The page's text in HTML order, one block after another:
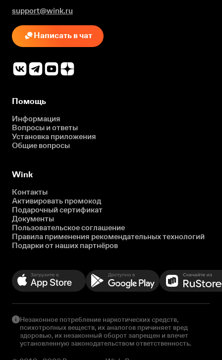
support@wink.ru
Написать в чат
Помощь
Информация
Вопросы и ответы
Установка приложения
Общие вопросы
Wink
Контакты
Активировать промокод
Подарочный сертификат
Документы
Пользовательское соглашение
Правила применения рекомендательных технологий
Подарки от наших партнёров
Незаконное потребление наркотических средств,
психотропных веществ, их аналогов причиняет вред
здоровью, их незаконный оборот запрещен и влечет
установленную законодательством ответственность.